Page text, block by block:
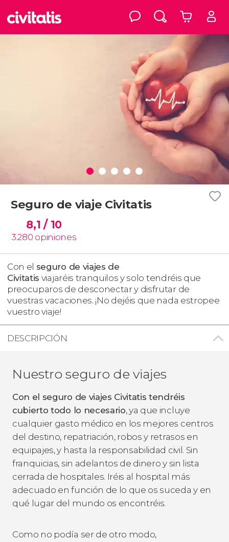
Seguro de viaje Civitatis
8,1/ 10
3.280 opiniones
Con el seguro de viajes de
Civitatis viajaréis tranquilos y solo tendréis que
preocuparos de desconectar y disfrutar de
vuestras vacaciones. ¡No dejéis que nada estropee
vuestro viaje!
DESCRIPCIÓN
Nuestro seguro de viajes
Con el seguro de viajes Civitatis tendréis
cubierto todo lo necesario, ya que incluye
cualquier gasto médico en los mejores centros
del destino, repatriación, robos y retrasos en
equipajes, y hasta la responsabilidad civil. Sin
franquicias, sin adelantos de dinero y sin lista
cerrada de hospitales. Iréis al hospital más
adecuado en función de lo que os suceda y en
qué lugar del mundo os encontréis.
Como no podía ser de otro modo,